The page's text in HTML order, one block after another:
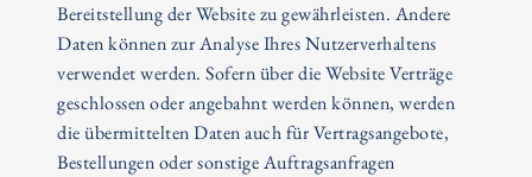
Bereitstellung der Website zu gewährleisten. Andere
Daten können zur Analyse Ihres Nutzerverhaltens
verwendet werden. Sofern über die Website Verträge
geschlossen oder angebahnt werden können, werden
die übermittelten Daten auch für Vertragsangebote,
Bestellungen oder sonstige Auftragsanfragen